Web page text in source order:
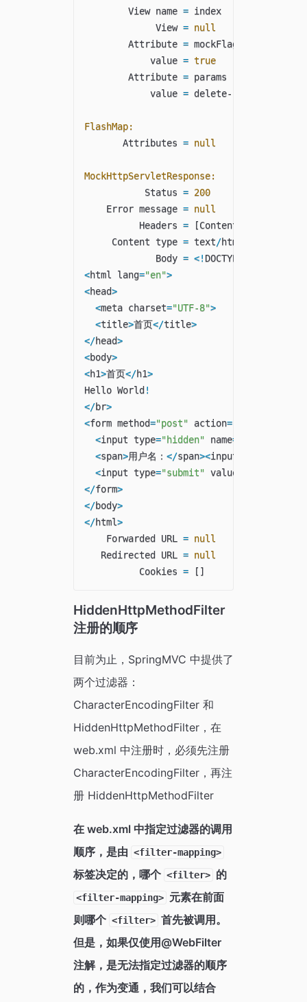
        View name
= index
             View
= null
        Attribute
= mockFlag
            value
= true
        Attribute
= params
            value
= delete----
FlashMap:
       Attributes
= null
MockHttpServletResponse:
           Status
= 200
    Error message
= null
          Headers
= [Content
     Content type
= text/html
             Body
= <! DOCTYPE html
<html lang="en">
<head>
<meta charset="UTF-8">
<title>首页</title>
</head>
<body>
<h1>首页</h1>
Hello World !
</br>
<form method="post" action="/mockDelete"
<input type="hidden" name=
<span>用户名： </span><input type
<input type="submit" value
</form>
</body>
</html>
    Forwarded URL
= null
   Redirected URL
= null
          Cookies
= [ ]
HiddenHttpMethodFilter
注册的顺序
目前为止，SpringMVC 中提供了
两个过滤器：
CharacterEncodingFilter 和
HiddenHttpMethodFilter，在
web.xml 中注册时，必须先注册
CharacterEncodingFilter，再注
册 HiddenHttpMethodFilter
在 web.xml 中指定过滤器的调用
顺序，是由 <filter-mapping>
标签决定的，哪个 <filter> 的
<filter-mapping> 元素在前面
则哪个 <filter> 首先被调用。
但是，如果仅使用@WebFilter
注解，是无法指定过滤器的顺序
的，作为变通，我们可以结合